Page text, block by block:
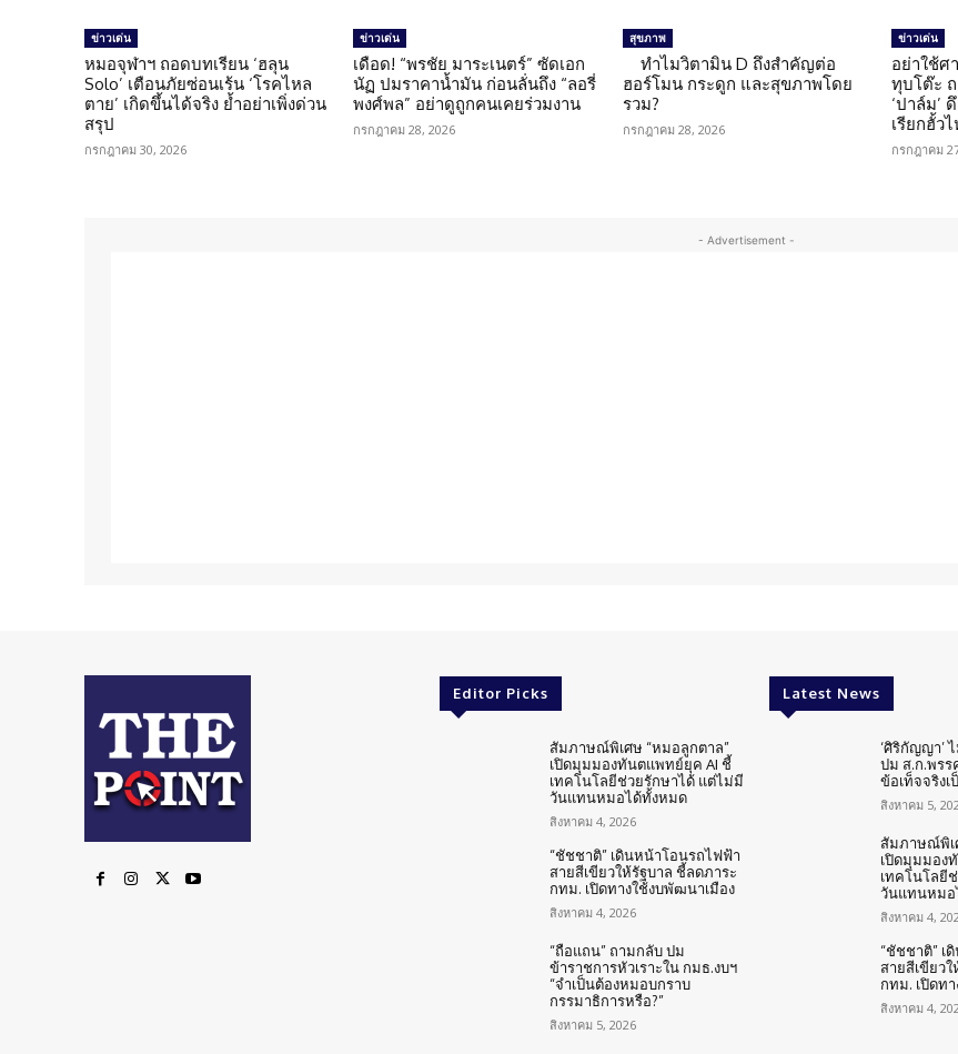
ข่าวเด่น
หมอจุฬาฯ ถอดบทเรียน ‘ฮลุน
Solo’ เตือนภัยซ่อนเร้น ‘โรคไหล
ตาย’ เกิดขึ้นได้จริง ย้ำอย่าเพิ่งด่วน
สรุป
กรกฎาคม 30, 2026
ข่าวเด่น
เดือด! “พรชัย มาระเนตร์” ซัดเอก
นัฏ ปมราคาน้ำมัน ก่อนลั่นถึง “ลอรี่
พงศ์พล” อย่าดูถูกคนเคยร่วมงาน
กรกฎาคม 28, 2026
สุขภาพ
ทำไมวิตามิน D ถึงสำคัญต่อ
ฮอร์โมน กระดูก และสุขภาพโดย
รวม?
กรกฎาคม 28, 2026
ข่าวเด่น
อย่าใช้ศ
ทุบโต๊ะ
‘ปาล์ม’
เรียกฮั้ว
กรกฎาคม
- Advertisement -
Editor Picks
สัมภาษณ์พิเศษ “หมอลูกตาล”
เปิดมุมมองทันตแพทย์ยุค AI ชี้
เทคโนโลยีช่วยรักษาได้ แต่ไม่มี
วันแทนหมอได้ทั้งหมด
สิงหาคม 4, 2026
“ชัชชาติ” เดินหน้าโอนรถไฟฟ้า
สายสีเขียวให้รัฐบาล ชี้ลดภาระ
กทม. เปิดทางใช้งบพัฒนาเมือง
สิงหาคม 4, 2026
“ถือแถน” ถามกลับ ปม
ข้าราชการหัวเราะใน กมธ.งบฯ
“จำเป็นต้องหมอบกราบ
กรรมาธิการหรือ?”
สิงหาคม 5, 2026
Latest News
‘ศิริกัญญา’
ปม ส.ก.พรร
ข้อเท็จจริง
สิงหาคม 5,
สัมภาษณ์พิเ
เปิดมุมมอง
เทคโนโลยี
วันแทนหมอ
สิงหาคม 4,
“ชัชชาติ” เ
สายสีเขียว
กทม. เปิดท
สิงหาคม 4,